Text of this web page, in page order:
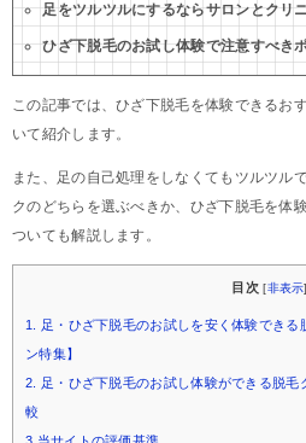
足をツルツルにするならサロンとクリ
ひざ下脱毛のお試し体験で注意すべき
この記事では、ひざ下脱毛を体験できるお
いて紹介します。
また、足の自己処理をしなくてもツルツル
クのどちらを選ぶべきか、ひざ下脱毛を体
ついても解説します。
目次 [非表示]
1. 足・ひざ下脱毛のお試しを安く体験できる
ン特集】
2. 足・ひざ下脱毛のお試し体験ができる脱
較